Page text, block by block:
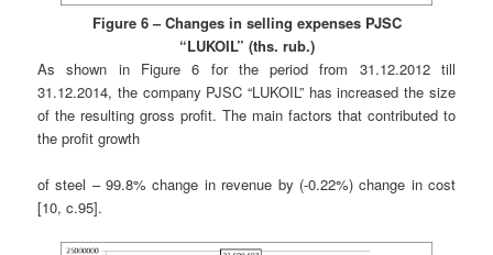
Figure 6 – Changes in selling expenses PJSC
“LUKOIL” (ths. rub.)
As shown in Figure 6 for the period from 31.12.2012 till
31.12.2014, the company PJSC “LUKOIL” has increased the size
of the resulting gross profit. The main factors that contributed to
the profit growth
of steel – 99.8% change in revenue by (-0.22%) change in cost
[10, c.95].